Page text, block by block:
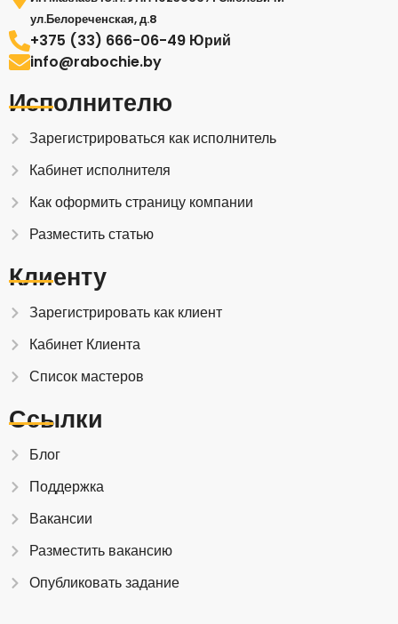
ул.Белореченская, д.8
+375 (33) 666-06-49 Юрий
info@rabochie.by
Исполнителю
Зарегистрироваться как исполнитель
Кабинет исполнителя
Как оформить страницу компании
Разместить статью
Клиенту
Зарегистрировать как клиент
Кабинет Клиента
Список мастеров
Ссылки
Блог
Поддержка
Вакансии
Разместить вакансию
Опубликовать задание